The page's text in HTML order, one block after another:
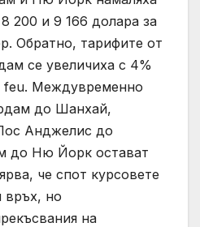
200 и 9 166 долара за
Обратно, тарифите от
се увеличиха с 4%
feu. Междувременно
до Шанхай,
Анджелис до
до Ню Йорк остават
че спот курсовете
връх, но
на